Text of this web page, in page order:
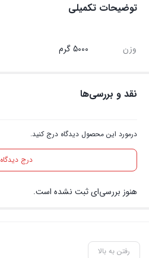
توضیحات تکمیلی
وزن 5000 گرم
نقد و بررسی‌ها
درمورد این محصول دیدگاه درج کنید.
درج دیدگاه
هنوز بررسی‌ای ثبت نشده است.
رفتن به بالا